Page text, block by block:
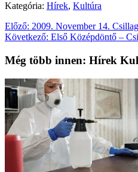
Kategória: Hírek, Kultúra
Előző: 2009. November 14.
Következő: Első Középdöntő –
Még több innen: Hírek